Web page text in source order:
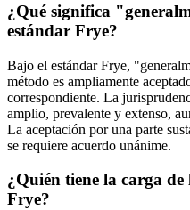
¿Qué significa
estándar Frye?
Bajo el estándar Frye,
método es ampliamente
correspondiente. La
amplio, prevalente y extenso,
La aceptación por una parte
se requiere acuerdo unánime.
¿Quién tiene la carga
Frye?